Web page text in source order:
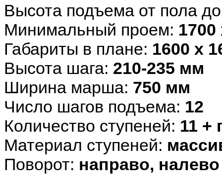
Высота подъема от пола
Минимальный проем:
Габариты в плане: 1600 х
Высота шага: 210-235 мм
Ширина марша: 750 мм
Число шагов подъема: 12
Количество ступеней: 11 +
Материал ступеней:
Поворот: направо, налево